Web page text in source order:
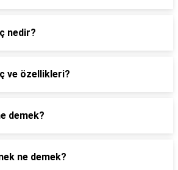
nedir?
ve özellikleri?
demek?
ne demek?